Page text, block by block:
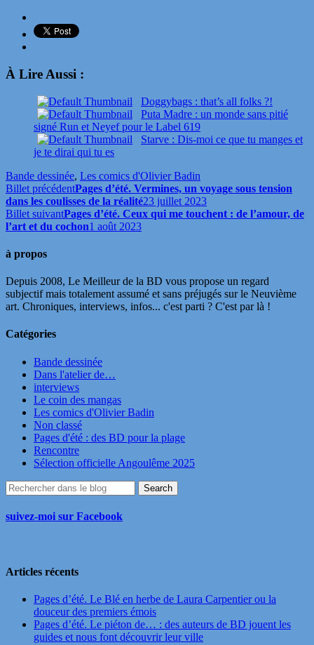
À Lire Aussi :
Doggybags : that’s all folks ?!
Puta Madre : un monde sans pitié
signé Run et Neyef pour le Label 619
Starve : Dis-moi ce que tu manges et
je te dirai qui tu es
Bande dessinée, Les comics d'Olivier Badin
Billet précédentPages d’été. Vermines, un voyage sous tension
dans les coulisses de la réalité23 juillet 2023
Billet suivantPages d’été. Ceux qui me touchent : de l’amour, de
l’art et du cochon1 août 2023
à propos
Depuis 2008, Le Meilleur de la BD vous propose un regard
subjectif mais totalement assumé et sans préjugés sur le Neuvième
art. Chroniques, interviews, infos... c'est parti ? C'est par là !
Catégories
Bande dessinée
Dans l'atelier de…
interviews
Le coin des mangas
Les comics d'Olivier Badin
Non classé
Pages d'été : des BD pour la plage
Rencontre
Sélection officielle Angoulême 2025
suivez-moi sur Facebook
Articles récents
Pages d’été. Le Blé en herbe de Laura Carpentier ou la
douceur des premiers émois
Pages d’été. Le piéton de… : des auteurs de BD jouent les
guides et nous font découvrir leur ville